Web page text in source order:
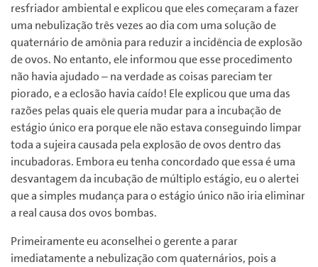
resfriador ambiental e explicou que eles começaram a fazer
uma nebulização três vezes ao dia com uma solução de
quaternário de amônia para reduzir a incidência de explosão
de ovos. No entanto, ele informou que esse procedimento
não havia ajudado – na verdade as coisas pareciam ter
piorado, e a eclosão havia caído! Ele explicou que uma das
razões pelas quais ele queria mudar para a incubação de
estágio único era porque ele não estava conseguindo limpar
toda a sujeira causada pela explosão de ovos dentro das
incubadoras. Embora eu tenha concordado que essa é uma
desvantagem da incubação de múltiplo estágio, eu o alertei
que a simples mudança para o estágio único não iria eliminar
a real causa dos ovos bombas.
Primeiramente eu aconselhei o gerente a parar
imediatamente a nebulização com quaternários, pois a